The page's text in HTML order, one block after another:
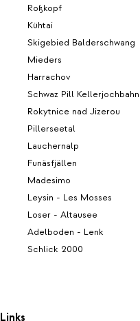
Roßkopf
Kühtai
Skigebied Balderschwang
Mieders
Harrachov
Schwaz Pill Kellerjochbahn
Rokytnice nad Jizerou
Pillerseetal
Lauchernalp
Funäsfjällen
Madesimo
Leysin - Les Mosses
Loser - Altausee
Adelboden - Lenk
Schlick 2000
Links